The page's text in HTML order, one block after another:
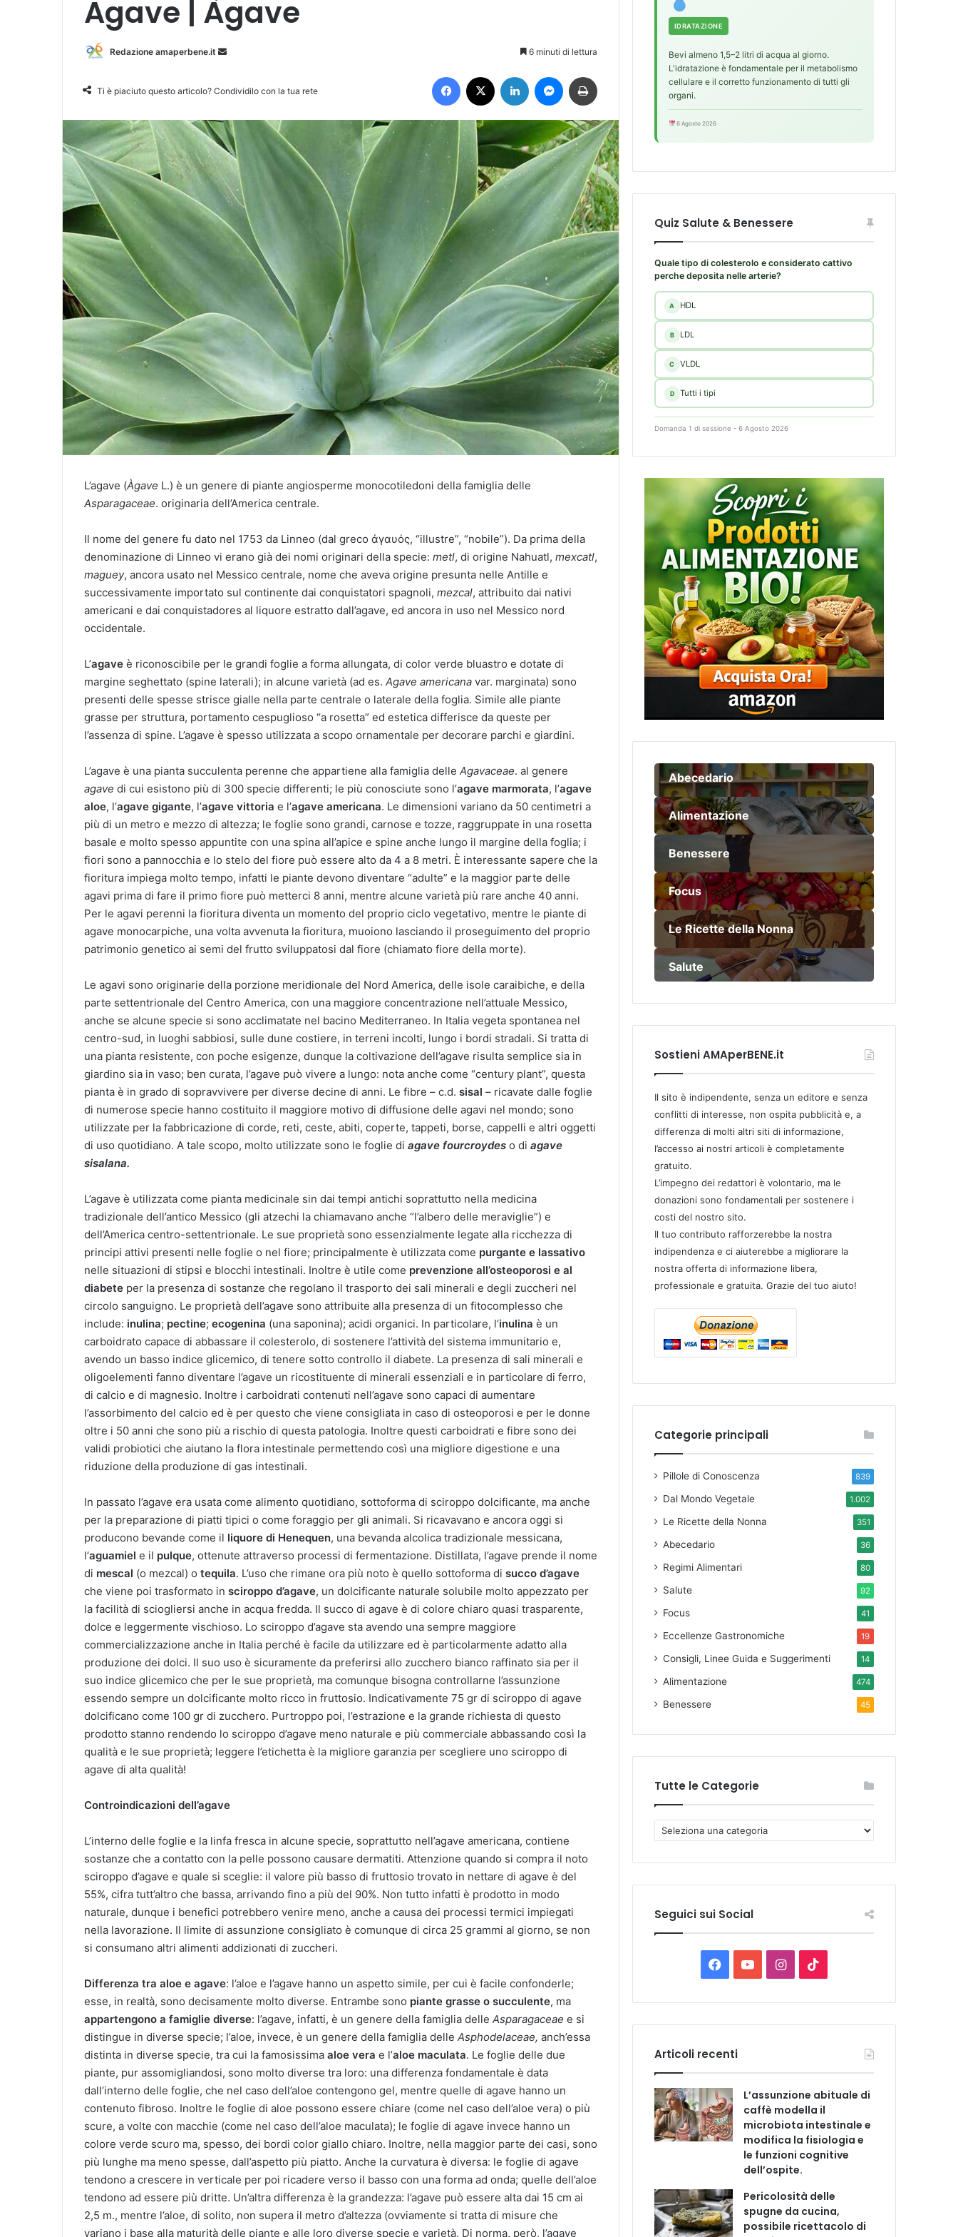
Agave | Àgave
Redazione amaperbene.it
a
u
n
e
m
a
6 minuti di lettura
Ti è piaciuto questo articolo? Condividilo con la tua rete
L’agave (Àgave L.) è un genere di piante angiosperme monocotiledoni della famiglia delle
Asparagaceae. originaria dell’America centrale.
Il nome del genere fu dato nel 1753 da Linneo (dal greco ἀγαυός, “illustre”, “nobile”). Da prima della
denominazione di Linneo vi erano già dei nomi originari della specie: metl, di origine Nahuatl, mexcatl,
maguey, ancora usato nel Messico centrale, nome che aveva origine presunta nelle Antille e
successivamente importato sul continente dai conquistatori spagnoli, mezcal, attribuito dai nativi
americani e dai conquistadores al liquore estratto dall’agave, ed ancora in uso nel Messico nord
occidentale.
L’agave è riconoscibile per le grandi foglie a forma allungata, di color verde bluastro e dotate di
margine seghettato (spine laterali); in alcune varietà (ad es. Agave americana var. marginata) sono
presenti delle spesse strisce gialle nella parte centrale o laterale della foglia. Simile alle piante
grasse per struttura, portamento cespuglioso “a rosetta” ed estetica differisce da queste per
l’assenza di spine. L’agave è spesso utilizzata a scopo ornamentale per decorare parchi e giardini.
L’agave è una pianta succulenta perenne che appartiene alla famiglia delle Agavaceae. al genere
agave di cui esistono più di 300 specie differenti; le più conosciute sono l’agave marmorata, l’agave
aloe, l’agave gigante, l’agave vittoria e l’agave americana. Le dimensioni variano da 50 centimetri a
più di un metro e mezzo di altezza; le foglie sono grandi, carnose e tozze, raggruppate in una rosetta
basale e molto spesso appuntite con una spina all’apice e spine anche lungo il margine della foglia; i
fiori sono a pannocchia e lo stelo del fiore può essere alto da 4 a 8 metri. È interessante sapere che la
fioritura impiega molto tempo, infatti le piante devono diventare “adulte” e la maggior parte delle
agavi prima di fare il primo fiore può metterci 8 anni, mentre alcune varietà più rare anche 40 anni.
Per le agavi perenni la fioritura diventa un momento del proprio ciclo vegetativo, mentre le piante di
agave monocarpiche, una volta avvenuta la fioritura, muoiono lasciando il proseguimento del proprio
patrimonio genetico ai semi del frutto sviluppatosi dal fiore (chiamato fiore della morte).
Le agavi sono originarie della porzione meridionale del Nord America, delle isole caraibiche, e della
parte settentrionale del Centro America, con una maggiore concentrazione nell’attuale Messico,
anche se alcune specie si sono acclimatate nel bacino Mediterraneo. In Italia vegeta spontanea nel
centro-sud, in luoghi sabbiosi, sulle dune costiere, in terreni incolti, lungo i bordi stradali. Si tratta di
una pianta resistente, con poche esigenze, dunque la coltivazione dell’agave risulta semplice sia in
giardino sia in vaso; ben curata, l’agave può vivere a lungo: nota anche come “century plant”, questa
pianta è in grado di sopravvivere per diverse decine di anni. Le fibre – c.d. sisal – ricavate dalle foglie
di numerose specie hanno costituito il maggiore motivo di diffusione delle agavi nel mondo; sono
utilizzate per la fabbricazione di corde, reti, ceste, abiti, coperte, tappeti, borse, cappelli e altri oggetti
di uso quotidiano. A tale scopo, molto utilizzate sono le foglie di agave fourcroydes o di agave
sisalana.
L’agave è utilizzata come pianta medicinale sin dai tempi antichi soprattutto nella medicina
tradizionale dell’antico Messico (gli atzechi la chiamavano anche “l’albero delle meraviglie”) e
dell’America centro-settentrionale. Le sue proprietà sono essenzialmente legate alla ricchezza di
principi attivi presenti nelle foglie o nel fiore; principalmente è utilizzata come purgante e lassativo
nelle situazioni di stipsi e blocchi intestinali. Inoltre è utile come prevenzione all’osteoporosi e al
diabete per la presenza di sostanze che regolano il trasporto dei sali minerali e degli zuccheri nel
circolo sanguigno. Le proprietà dell’agave sono attribuite alla presenza di un fitocomplesso che
include: inulina; pectine; ecogenina (una saponina); acidi organici. In particolare, l’inulina è un
carboidrato capace di abbassare il colesterolo, di sostenere l’attività del sistema immunitario e,
avendo un basso indice glicemico, di tenere sotto controllo il diabete. La presenza di sali minerali e
oligoelementi fanno diventare l’agave un ricostituente di minerali essenziali e in particolare di ferro,
di calcio e di magnesio. Inoltre i carboidrati contenuti nell’agave sono capaci di aumentare
l’assorbimento del calcio ed è per questo che viene consigliata in caso di osteoporosi e per le donne
oltre i 50 anni che sono più a rischio di questa patologia. Inoltre questi carboidrati e fibre sono dei
validi probiotici che aiutano la flora intestinale permettendo così una migliore digestione e una
riduzione della produzione di gas intestinali.
In passato l’agave era usata come alimento quotidiano, sottoforma di sciroppo dolcificante, ma anche
per la preparazione di piatti tipici o come foraggio per gli animali. Si ricavavano e ancora oggi si
producono bevande come il liquore di Henequen, una bevanda alcolica tradizionale messicana,
l’aguamiel e il pulque, ottenute attraverso processi di fermentazione. Distillata, l’agave prende il nome
di mescal (o mezcal) o tequila. L’uso che rimane ora più noto è quello sottoforma di succo d’agave
che viene poi trasformato in sciroppo d’agave, un dolcificante naturale solubile molto appezzato per
la facilità di sciogliersi anche in acqua fredda. Il succo di agave è di colore chiaro quasi trasparente,
dolce e leggermente vischioso. Lo sciroppo d’agave sta avendo una sempre maggiore
commercializzazione anche in Italia perché è facile da utilizzare ed è particolarmente adatto alla
produzione dei dolci. Il suo uso è sicuramente da preferirsi allo zucchero bianco raffinato sia per il
suo indice glicemico che per le sue proprietà, ma comunque bisogna controllarne l’assunzione
essendo sempre un dolcificante molto ricco in fruttosio. Indicativamente 75 gr di sciroppo di agave
dolcificano come 100 gr di zucchero. Purtroppo poi, l’estrazione e la grande richiesta di questo
prodotto stanno rendendo lo sciroppo d’agave meno naturale e più commerciale abbassando così la
qualità e le sue proprietà; leggere l’etichetta è la migliore garanzia per scegliere uno sciroppo di
agave di alta qualità!
Controindicazioni dell’agave
L’interno delle foglie e la linfa fresca in alcune specie, soprattutto nell’agave americana, contiene
sostanze che a contatto con la pelle possono causare dermatiti. Attenzione quando si compra il noto
sciroppo d’agave e quale si sceglie: il valore più basso di fruttosio trovato in nettare di agave è del
55%, cifra tutt’altro che bassa, arrivando fino a più del 90%. Non tutto infatti è prodotto in modo
naturale, dunque i benefici potrebbero venire meno, anche a causa dei processi termici impiegati
nella lavorazione. Il limite di assunzione consigliato è comunque di circa 25 grammi al giorno, se non
si consumano altri alimenti addizionati di zuccheri.
Differenza tra aloe e agave: l’aloe e l’agave hanno un aspetto simile, per cui è facile confonderle;
esse, in realtà, sono decisamente molto diverse. Entrambe sono piante grasse o succulente, ma
appartengono a famiglie diverse: l’agave, infatti, è un genere della famiglia delle Asparagaceae e si
distingue in diverse specie; l’aloe, invece, è un genere della famiglia delle Asphodelaceae, anch’essa
distinta in diverse specie, tra cui la famosissima aloe vera e l’aloe maculata. Le foglie delle due
piante, pur assomigliandosi, sono molto diverse tra loro: una differenza fondamentale è data
dall’interno delle foglie, che nel caso dell’aloe contengono gel, mentre quelle di agave hanno un
contenuto fibroso. Inoltre le foglie di aloe possono essere chiare (come nel caso dell’aloe vera) o più
scure, a volte con macchie (come nel caso dell’aloe maculata); le foglie di agave invece hanno un
colore verde scuro ma, spesso, dei bordi color giallo chiaro. Inoltre, nella maggior parte dei casi, sono
più lunghe ma meno spesse, dall’aspetto più piatto. Anche la curvatura è diversa: le foglie di agave
tendono a crescere in verticale per poi ricadere verso il basso con una forma ad onda; quelle dell’aloe
tendono ad essere più dritte. Un’altra differenza è la grandezza: l’agave può essere alta dai 15 cm ai
2,5 m., mentre l’aloe, di solito, non supera il metro d’altezza (ovviamente si tratta di misure che
variano i base alla maturità delle piante e alle loro diverse specie e varietà. Di norma, però, l’agave
IDRATAZIONE
Bevi almeno 1,5–2 litri di acqua al giorno.
L'idratazione è fondamentale per il metabolismo
cellulare e il corretto funzionamento di tutti gli
organi.
6 Agosto 2026
Quiz Salute & Benessere
Quale tipo di colesterolo e considerato cattivo
perche deposita nelle arterie?
A HDL
B LDL
C VLDL
D Tutti i tipi
Domanda 1 di sessione - 6 Agosto 2026
Abecedario
Alimentazione
Benessere
Focus
Le Ricette della Nonna
Salute
Sostieni AMAperBENE.it
Il sito è indipendente, senza un editore e senza
conflitti di interesse, non ospita pubblicità e, a
differenza di molti altri siti di informazione,
l’accesso ai nostri articoli è completamente
gratuito.
L’impegno dei redattori è volontario, ma le
donazioni sono fondamentali per sostenere i
costi del nostro sito.
Il tuo contributo rafforzerebbe la nostra
indipendenza e ci aiuterebbe a migliorare la
nostra offerta di informazione libera,
professionale e gratuita. Grazie del tuo aiuto!
Categorie principali
Pillole di Conoscenza 839
Dal Mondo Vegetale 1.002
Le Ricette della Nonna 351
Abecedario 36
Regimi Alimentari 80
Salute 92
Focus 41
Eccellenze Gastronomiche 19
Consigli, Linee Guida e Suggerimenti 14
Alimentazione 474
Benessere 45
Tutte le Categorie
u
e
e
C
o
e
Seguici sui Social
c
e
b
o
o
u
u
b
e
I
s
a
g
r
a
m
k
o
k
Articoli recenti
L’assunzione abituale di
caffè modella il
microbiota intestinale e
modifica la fisiologia e
le funzioni cognitive
dell’ospite.
Pericolosità delle
spugne da cucina,
possibile ricettacolo di